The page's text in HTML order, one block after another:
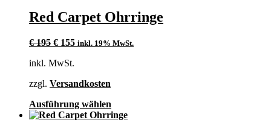
Varianten
auf.
Optionen
werden
Red Carpet Ohrringe
€195 Ursprünglicher
war:
€ 155Aktueller
inkl. 19% MwSt.
inkl. MwSt.
zzgl. Versandkosten
Ausführung wählen
Produkt